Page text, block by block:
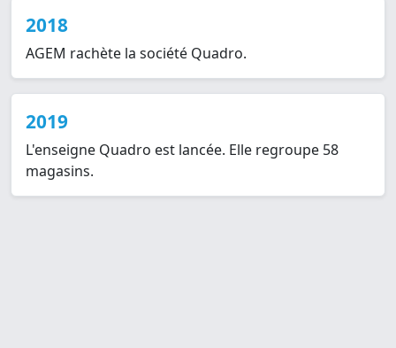
2018
AGEM rachète la société Quadro.
2019
L'enseigne Quadro est lancée. Elle regroupe 58
magasins.